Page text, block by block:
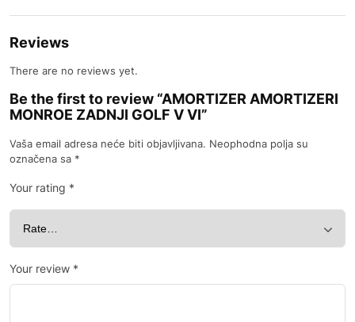
Reviews
There are no reviews yet.
Be the first to review “AMORTIZER AMORTIZERI
MONROE ZADNJI GOLF V VI”
Vaša email adresa neće biti objavljivana. Neophodna polja su
označena sa *
Your rating *
Your review *